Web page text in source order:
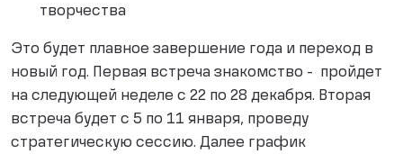
творчества
Это будет плавное завершение года и переход в
новый год. Первая встреча знакомство - пройдет
на следующей неделе с 22 по 28 декабря. Вторая
встреча будет с 5 по 11 января, проведу
стратегическую сессию. Далее график